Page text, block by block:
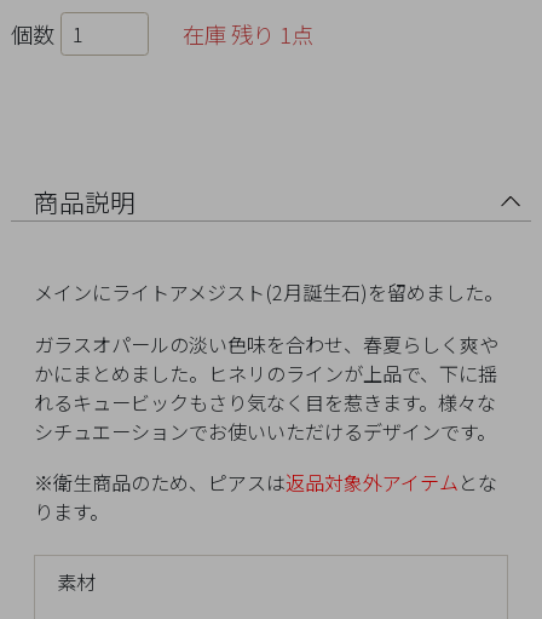
個数 在庫 残り 1点
商品説明
メインにライトアメジスト(2月誕生石)を留めました。
ガラスオパールの淡い色味を合わせ、春夏らしく爽や
かにまとめました。ヒネリのラインが上品で、下に揺
れるキュービックもさり気なく目を惹きます。様々な
シチュエーションでお使いいただけるデザインです。
※衛生商品のため、ピアスは返品対象外アイテムとな
ります。
素材
Other
マ
ペ
ー
ジ
お
に
入